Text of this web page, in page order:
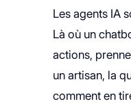
Les agents IA
Là où un
actions,
un artisan, la
comment en